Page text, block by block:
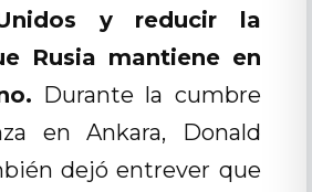
y reducir la
Rusia mantiene en
Durante la cumbre
en Ankara, Donald
dejó entrever que